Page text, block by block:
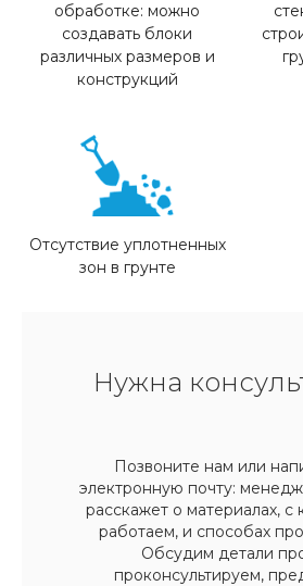
обработке: можно
создавать блоки
различных размеров и
конструкций
Отсутствие уплотненных
зон в грунте
Нужна
Позвоните нам или
электронную почту:
расскажет о материалах,
работаем, и способах
Обсудим детали
проконсультируем,